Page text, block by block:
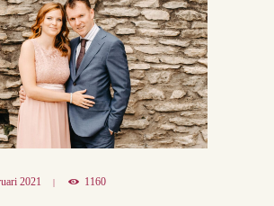
2021 1160